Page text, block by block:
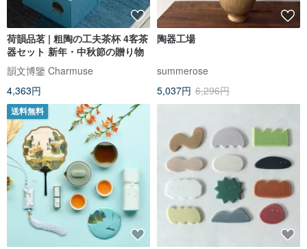
荷韻品茗 | 粗陶の工夫茶杯 4客茶
器セット 新年・中秋節の贈り物
韻文博鑒 Charmuse
4,363円
陶器工場
summerose
5,037円 6,296円
送料無料